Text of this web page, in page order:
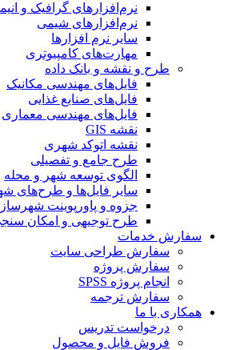
نرم‌افزارهای گرافیک و انیمیشن
نرم‌افزارهای شیمی
سایر نرم افزارها
مهارت‌های کامپیوتری
طرح و نقشه و بانک داده
فایل‌های مهندسی مکانیک
فایل‌های صنایع غذایی
فایل‌های مهندسی معماری
نقشه GIS
نقشه اتوکد شهری
طرح جامع و تفصیلی
الگوی توسعه شهر و محله
سایر فایل‌ها و طرح‌های شهری
جزوه و پاورپوینت شهرسازی
طرح توجیهی و امکان سنجی
سفارش خدمات
سفارش طراحی سایت
سفارش پروژه
انجام پروژه SPSS
سفارش ترجمه
همکاری با ما
درخواست تدریس
فروش فایل و محصول